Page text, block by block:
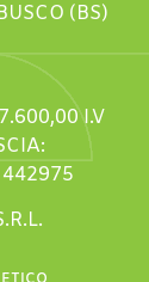
(BS)
I.V
442975